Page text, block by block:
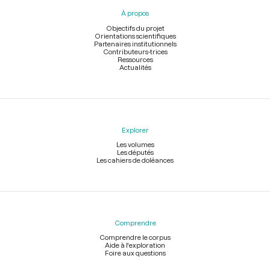
À propos
Objectifs du projet
Orientations scientifiques
Partenaires institutionnels
Contributeurs-trices
Ressources
Actualités
Explorer
Les volumes
Les députés
Les cahiers de doléances
Comprendre
Comprendre le corpus
Aide à l'exploration
Foire aux questions